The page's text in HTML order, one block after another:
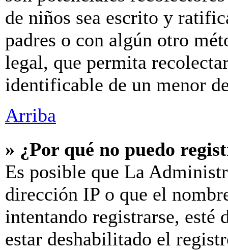
de niños sea escrito y
padres o con algún otro
legal, que permita
identificable de un menor
Arriba
» ¿Por qué no puedo
Es posible que La
dirección IP o que el
intentando registrarse, esté
estar deshabilitado el